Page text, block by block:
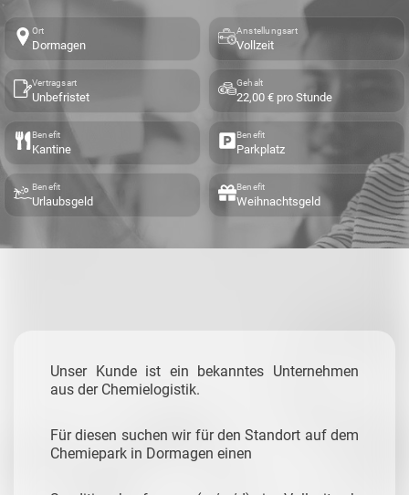
Ort
Dormagen
Anstellungsart
Vollzeit
Vertragsart
Unbefristet
Gehalt
22,00 € pro Stunde
Benefit
Kantine
Benefit
Parkplatz
Benefit
Urlaubsgeld
Benefit
Weihnachtsgeld
Unser Kunde ist ein bekanntes Unternehmen
aus der Chemielogistik.
Für diesen suchen wir für den Standort auf dem
Chemiepark in Dormagen einen